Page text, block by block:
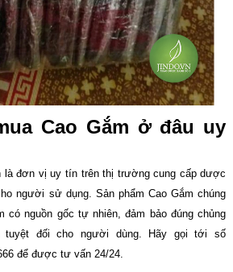
Cao Gắm ở đâu uy
là đơn vị uy tín trên thị trường cung cấp dược
người sử dụng. Sản phẩm Cao Gắm chúng
có nguồn gốc tự nhiên, đảm bảo đúng chủng
tuyệt đối cho người dùng. Hãy gọi tới số
để được tư vấn 24/24.